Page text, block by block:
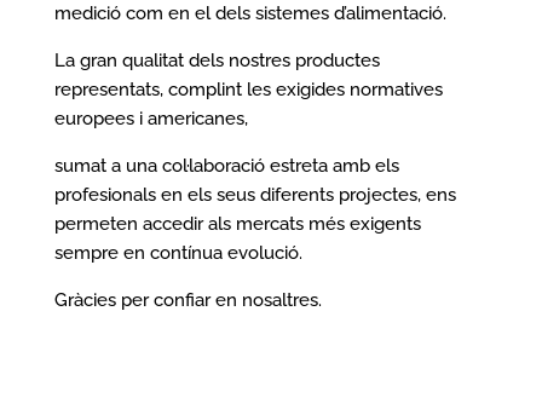
medició com en el dels sistemes d’alimentació.
La gran qualitat dels nostres productes
representats, complint les exigides normatives
europees i americanes,
sumat a una col·laboració estreta amb els
profesionals en els seus diferents projectes, ens
permeten accedir als mercats més exigents
sempre en contínua evolució.
Gràcies per confiar en nosaltres.